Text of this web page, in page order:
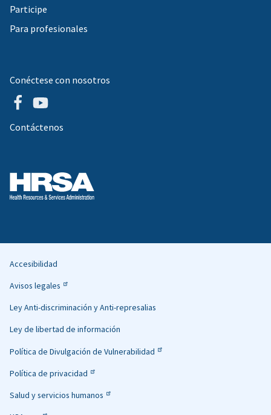
Participe
Para profesionales
Conéctese con nosotros
Contáctenos
Helpful
Links
Accesibilidad
Avisos legales
Ley Anti-discriminación y Anti-represalias
Ley de libertad de información
Política de Divulgación de Vulnerabilidad
Política de privacidad
Salud y servicios humanos